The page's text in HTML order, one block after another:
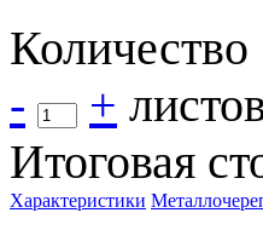
Количество
-
+
Итоговая
Характеристики